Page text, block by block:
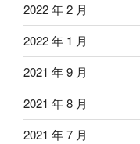
2022 年 2 月
2022 年 1 月
2021 年 9 月
2021 年 8 月
2021 年 7 月